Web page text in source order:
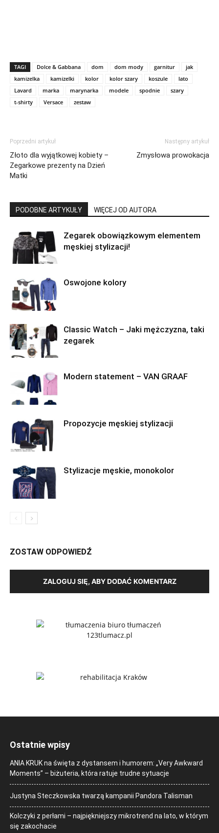
TAGI Dolce & Gabbana dom dom mody garnitur
jak
kamizelka
kamizelki kolor kolor szary koszule
lato
Lavard
marka marynarka modele spodnie
szary
t-shirty
Versace zestaw
Poprzedni artykuł
Złoto dla wyjątkowej kobiety –
Zegarkowe prezenty na Dzień
Matki
Następny artykuł
Zmysłowa prowokacja
PODOBNE ARTYKUŁY WIĘCEJ OD AUTORA
Zegarek obowiązkowym elementem
męskiej stylizacji!
Oswojone kolory
Classic Watch – Jaki mężczyzna, taki
zegarek
Modern statement – VAN GRAAF
Propozycje męskiej stylizacji
Stylizacje męskie, monokolor
ZOSTAW ODPOWIEDŹ
ZALOGUJ SIĘ, ABY DODAĆ KOMENTARZ
Ostatnie wpisy
ANIA KRUK na święta z dystansem i humorem: „Very Awkward
Moments” – biżuteria, która ratuje trudne sytuacje
Justyna Steczkowska twarzą kampanii Pandora Talisman
Kolczyki z perłami – najpiękniejszy mikrotrend na lato, w którym
się zakochacie